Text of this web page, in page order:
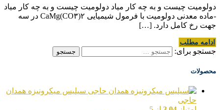
دولومیت چیست و به چه کار میاد دولومیت چیست و به چه کار میاد
-ماده معدنی دولومیت با فرمول شیمیایی CaMg(CO۳)۲ در سه
جهت رخ کامل دارد. […]
ادامه مطلب
جستجو برای:
محصولات
سیلیس میکرونیزه همدان
حاجی